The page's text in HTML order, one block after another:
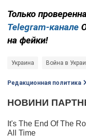
Только
Telegram-канале
на фейки!
Украина Война в
Редакционная политика